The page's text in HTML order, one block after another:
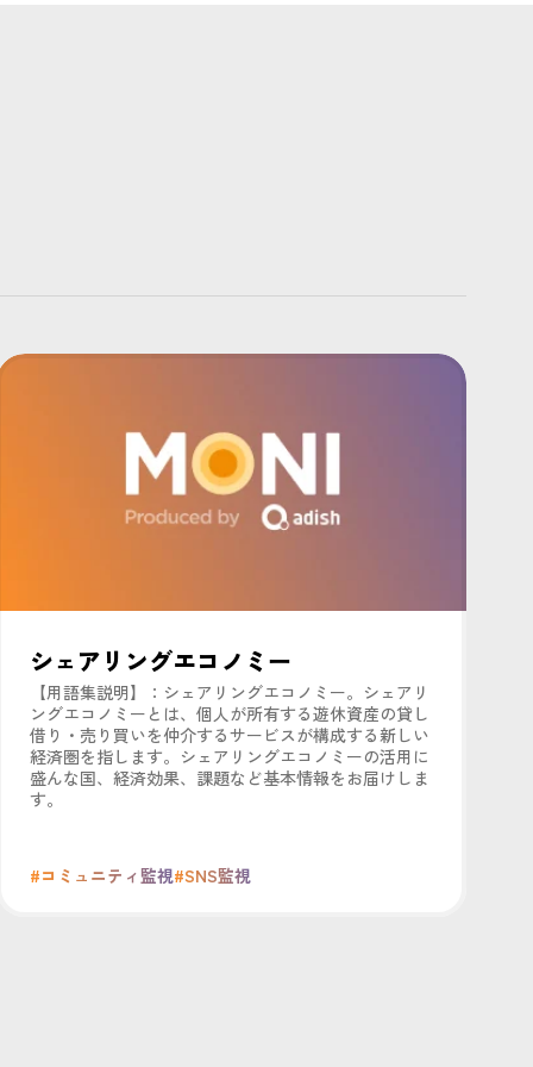
シェアリングエコノミー
【用語集説明】：シェアリングエコノミー。シェアリ
ングエコノミーとは、個人が所有する遊休資産の貸し
借り・売り買いを仲介するサービスが構成する新しい
経済圏を指します。シェアリングエコノミーの活用に
盛んな国、経済効果、課題など基本情報をお届けしま
す。
#コミュニティ監視#SNS監視